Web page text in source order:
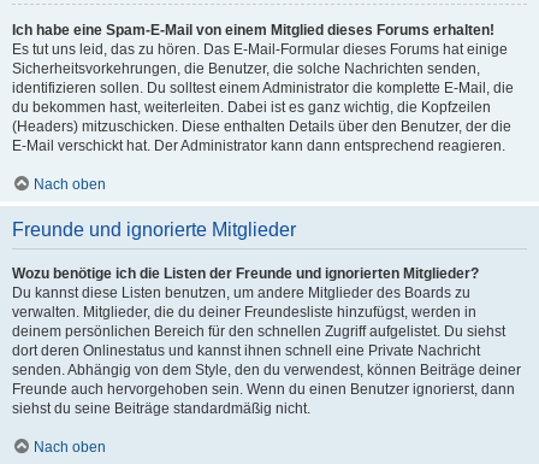
Ich habe eine Spam-E-Mail von einem Mitglied dieses Forums erhalten!
Es tut uns leid, das zu hören. Das E-Mail-Formular dieses Forums hat einige
Sicherheitsvorkehrungen, die Benutzer, die solche Nachrichten senden,
identifizieren sollen. Du solltest einem Administrator die komplette E-Mail, die
du bekommen hast, weiterleiten. Dabei ist es ganz wichtig, die Kopfzeilen
(Headers) mitzuschicken. Diese enthalten Details über den Benutzer, der die
E-Mail verschickt hat. Der Administrator kann dann entsprechend reagieren.
Nach oben
Freunde und ignorierte Mitglieder
Wozu benötige ich die Listen der Freunde und ignorierten Mitglieder?
Du kannst diese Listen benutzen, um andere Mitglieder des Boards zu
verwalten. Mitglieder, die du deiner Freundesliste hinzufügst, werden in
deinem persönlichen Bereich für den schnellen Zugriff aufgelistet. Du siehst
dort deren Onlinestatus und kannst ihnen schnell eine Private Nachricht
senden. Abhängig von dem Style, den du verwendest, können Beiträge deiner
Freunde auch hervorgehoben sein. Wenn du einen Benutzer ignorierst, dann
siehst du seine Beiträge standardmäßig nicht.
Nach oben